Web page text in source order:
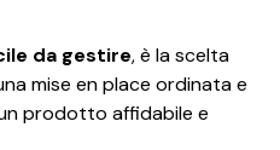
da gestire, è la scelta
mise en place ordinata e
prodotto affidabile e